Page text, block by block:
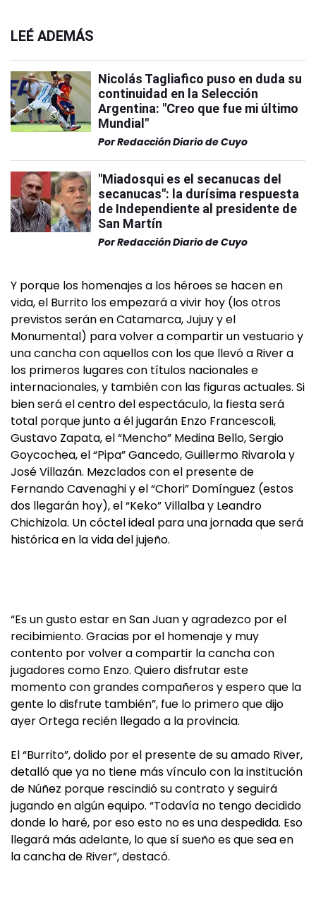
LEÉ ADEMÁS
Nicolás Tagliafico puso en duda su
continuidad en la Selección
Argentina: "Creo que fue mi último
Mundial"
PorRedacción Diario de Cuyo
"Miadosqui es el secanucas del
secanucas": la durísima respuesta
de Independiente al presidente de
San Martín
PorRedacción Diario de Cuyo
Y porque los homenajes a los héroes se hacen en
vida, el Burrito los empezará a vivir hoy (los otros
previstos serán en Catamarca, Jujuy y el
Monumental) para volver a compartir un vestuario y
una cancha con aquellos con los que llevó a River a
los primeros lugares con títulos nacionales e
internacionales, y también con las figuras actuales. Si
bien será el centro del espectáculo, la fiesta será
total porque junto a él jugarán Enzo Francescoli,
Gustavo Zapata, el “Mencho” Medina Bello, Sergio
Goycochea, el “Pipa” Gancedo, Guillermo Rivarola y
José Villazán. Mezclados con el presente de
Fernando Cavenaghi y el “Chori” Domínguez (estos
dos llegarán hoy), el “Keko” Villalba y Leandro
Chichizola. Un cóctel ideal para una jornada que será
histórica en la vida del jujeño.
“Es un gusto estar en San Juan y agradezco por el
recibimiento. Gracias por el homenaje y muy
contento por volver a compartir la cancha con
jugadores como Enzo. Quiero disfrutar este
momento con grandes compañeros y espero que la
gente lo disfrute también”, fue lo primero que dijo
ayer Ortega recién llegado a la provincia.
El “Burrito”, dolido por el presente de su amado River,
detalló que ya no tiene más vínculo con la institución
de Núñez porque rescindió su contrato y seguirá
jugando en algún equipo. “Todavía no tengo decidido
donde lo haré, por eso esto no es una despedida. Eso
llegará más adelante, lo que sí sueño es que sea en
la cancha de River”, destacó.